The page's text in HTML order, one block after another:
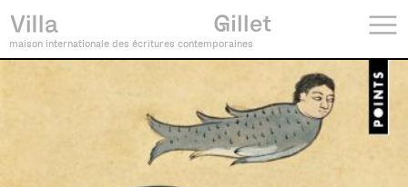
maison internationale des écritures contemporaines